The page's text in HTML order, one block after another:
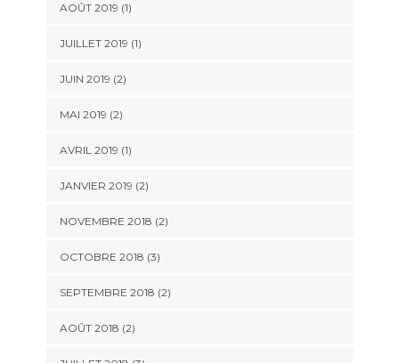
AOÛT 2019 (1)
JUILLET 2019 (1)
JUIN 2019 (2)
MAI 2019 (2)
AVRIL 2019 (1)
JANVIER 2019 (2)
NOVEMBRE 2018 (2)
OCTOBRE 2018 (3)
SEPTEMBRE 2018 (2)
AOÛT 2018 (2)